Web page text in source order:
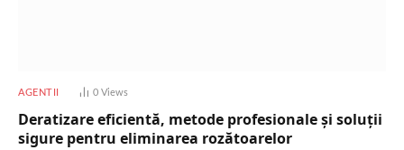
AGENTII 0 Views
Deratizare eficientă, metode profesionale și soluții
sigure pentru eliminarea rozătoarelor